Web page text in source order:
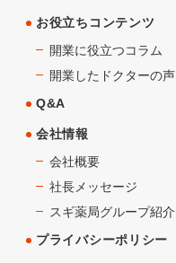
お役立ちコンテンツ
開業に役立つコラム
開業したドクターの声
Q&A
会社情報
会社概要
社長メッセージ
スギ薬局グループ紹介
プライバシーポリシー